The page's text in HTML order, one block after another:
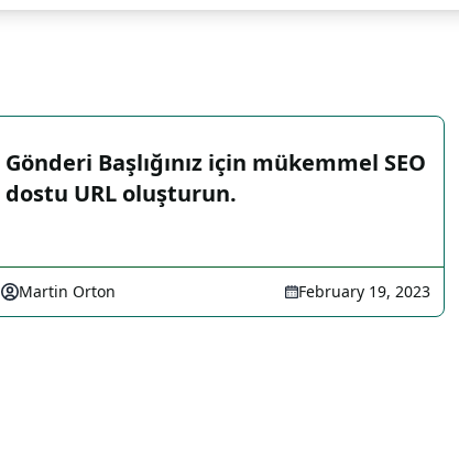
Gönderi Başlığınız için mükemmel SEO
dostu URL oluşturun.
Martin Orton February 19, 2023